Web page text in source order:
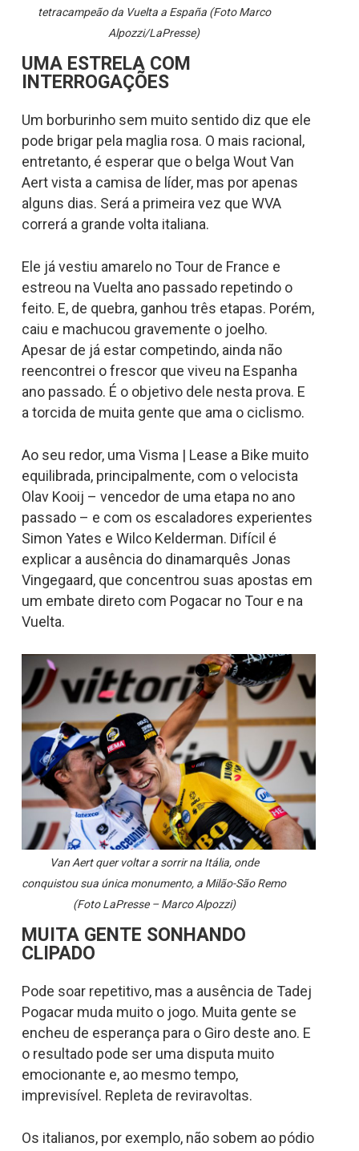
tetracampeão da Vuelta a España (Foto Marco
Alpozzi/LaPresse)
UMA ESTRELA COM
INTERROGAÇÕES
Um borburinho sem muito sentido diz que ele
pode brigar pela maglia rosa. O mais racional,
entretanto, é esperar que o belga Wout Van
Aert vista a camisa de líder, mas por apenas
alguns dias. Será a primeira vez que WVA
correrá a grande volta italiana.
Ele já vestiu amarelo no Tour de France e
estreou na Vuelta ano passado repetindo o
feito. E, de quebra, ganhou três etapas. Porém,
caiu e machucou gravemente o joelho.
Apesar de já estar competindo, ainda não
reencontrei o frescor que viveu na Espanha
ano passado. É o objetivo dele nesta prova. E
a torcida de muita gente que ama o ciclismo.
Ao seu redor, uma Visma | Lease a Bike muito
equilibrada, principalmente, com o velocista
Olav Kooij – vencedor de uma etapa no ano
passado – e com os escaladores experientes
Simon Yates e Wilco Kelderman. Difícil é
explicar a ausência do dinamarquês Jonas
Vingegaard, que concentrou suas apostas em
um embate direto com Pogacar no Tour e na
Vuelta.
Van Aert quer voltar a sorrir na Itália, onde
conquistou sua única monumento, a Milão-São Remo
(Foto LaPresse – Marco Alpozzi)
MUITA GENTE SONHANDO
CLIPADO
Pode soar repetitivo, mas a ausência de Tadej
Pogacar muda muito o jogo. Muita gente se
encheu de esperança para o Giro deste ano. E
o resultado pode ser uma disputa muito
emocionante e, ao mesmo tempo,
imprevisível. Repleta de reviravoltas.
Os italianos, por exemplo, não sobem ao pódio